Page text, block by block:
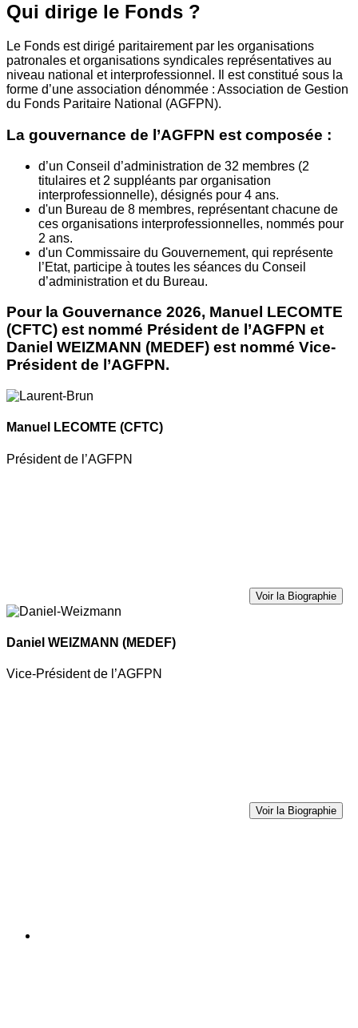
Qui dirige le Fonds ?
Le Fonds est dirigé paritairement par les organisations
patronales et organisations syndicales représentatives au
niveau national et interprofessionnel. Il est constitué sous la
forme d’une association dénommée : Association de Gestion
du Fonds Paritaire National (AGFPN).
La gouvernance de l’AGFPN est composée :
d’un Conseil d’administration de 32 membres (2
titulaires et 2 suppléants par organisation
interprofessionnelle), désignés pour 4 ans.
d'un Bureau de 8 membres, représentant chacune de
ces organisations interprofessionnelles, nommés pour
2 ans.
d'un Commissaire du Gouvernement, qui représente
l’Etat, participe à toutes les séances du Conseil
d’administration et du Bureau.
Pour la Gouvernance 2026, Manuel LECOMTE
(CFTC) est nommé Président de l’AGFPN et
Daniel WEIZMANN (MEDEF) est nommé Vice-
Président de l’AGFPN.
Manuel LECOMTE (CFTC)
Président de l’AGFPN
Voir la Biographie
Daniel WEIZMANN (MEDEF)
Vice-Président de l’AGFPN
Voir la Biographie